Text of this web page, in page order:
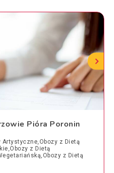
Pióra Poronin
Artystyczne,Obozy z Dietą
z Dietą
z Dietą